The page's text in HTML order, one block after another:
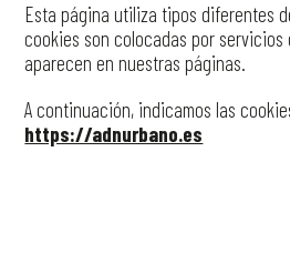
Esta página utiliza tipos diferentes
cookies son colocadas por servicios
aparecen en nuestras páginas.
A continuación, indicamos las
https://adnurbano.es